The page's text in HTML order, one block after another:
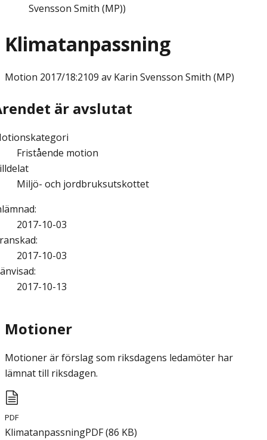
Svensson Smith (MP))
Klimatanpassning
Motion 2017/18:2109 av Karin Svensson Smith (MP)
är avslutat
Fristående motion
Miljö- och jordbruksutskottet
:
2017-10-03
:
2017-10-03
:
2017-10-13
Motioner
Motioner är förslag som riksdagens ledamöter har
lämnat till riksdagen.
PDF
KlimatanpassningPDF(86 KB)